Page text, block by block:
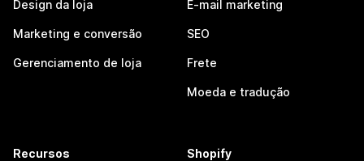
Design da loja
Marketing e conversão
Gerenciamento de loja
E-mail marketing
SEO
Frete
Moeda e tradução
Recursos Shopify